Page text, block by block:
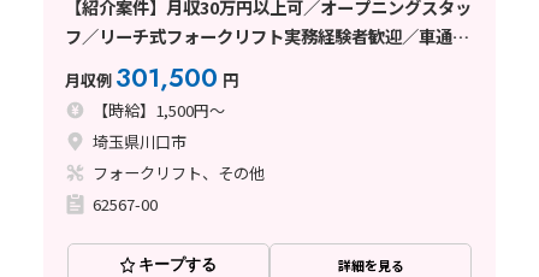
【紹介案件】月収30万円以上可／オープニングスタッ
フ／リーチ式フォークリフト実務経験者歓迎／車通勤
可／日払い・週払い制度あり
月収例 301,500 円
【時給】1,500円～
埼玉県川口市
フォークリフト、その他
62567-00
キープする 詳細を見る